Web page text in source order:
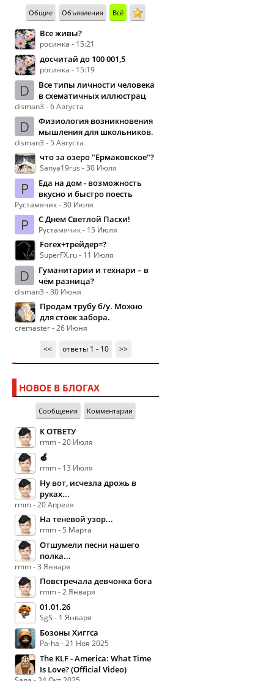
Общие Объявления Всё
Все живы?
росинка - 15:21
досчитай до 100 001,5
росинка - 15:19
D
Все типы личности человека
в схематичных иллюстрац
disman3 - 6 Августа
D
Физиология возникновения
мышления для школьников.
disman3 - 5 Августа
что за озеро "Ермаковское"?
Sanya19rus - 30 Июля
Р
Еда на дом - возможность
вкусно и быстро поесть
Рустамячик - 30 Июля
Р С Днем Светлой Пасхи!
Рустамячик - 15 Июля
Forex+трейдер=?
SuperFX.ru - 11 Июля
D
Гуманитарии и технари – в
чём разница?
disman3 - 30 Июня
Продам трубу б/у. Можно
для стоек забора.
cremaster - 26 Июня
<<
ответы 1 - 10 >>
НОВОЕ В БЛОГАХ
Сообщения Комментарии
К ОТВЕТУ
rmm - 20 Июля
🍏
rmm - 13 Июля
Ну вот, исчезла дрожь в
руках...
rmm - 20 Апреля
На теневой узор...
rmm - 5 Марта
Отшумели песни нашего
полка...
rmm - 3 Января
Повстречала девчонка бога
rmm - 2 Января
01.01.26
SgS - 1 Января
Бозоны Хиггса
Pa-ha - 21 Ноя 2025
The KLF - America: What Time
Is Love? (Official Video)